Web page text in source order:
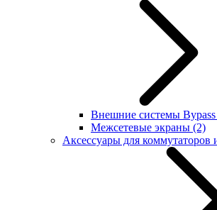
Внешние системы Bypass
Межсетевые экраны (2)
Аксессуары для коммутаторов